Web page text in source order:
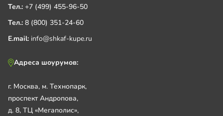
Тел.: +7 (499) 455-96-50
Тел.: 8 (800) 351-24-60
E.mail: info@shkaf-kupe.ru
Адреса шоурумов:
г. Москва, м. Технопарк,
проспект Андропова,
д. 8, ТЦ «Мегаполис»,